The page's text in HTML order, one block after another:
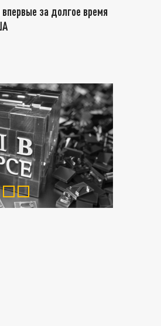
за долгое время